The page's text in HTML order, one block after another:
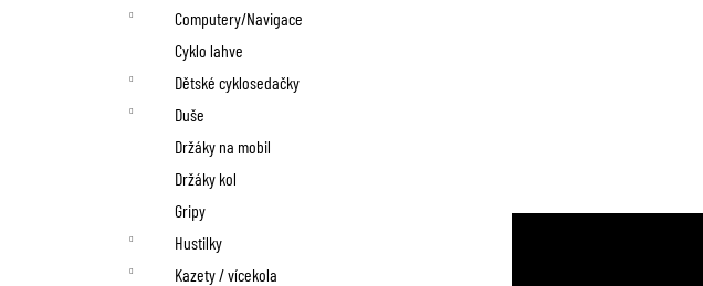
Computery/Navigace
Cyklo lahve
Dětské cyklosedačky
Duše
Držáky na mobil
Držáky kol
Gripy
Hustilky
Kazety / vícekola